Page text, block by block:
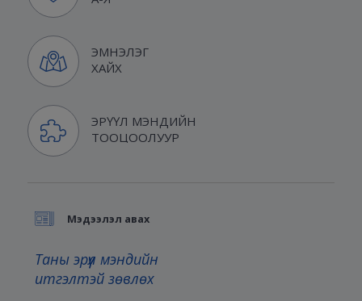
ЭМНЭЛЭГ
ХАЙХ
ЭРҮҮЛ МЭНДИЙН
ТООЦООЛУУР
Мэдээлэл авах
Таны эрүүл мэндийн
итгэлтэй зөвлөх